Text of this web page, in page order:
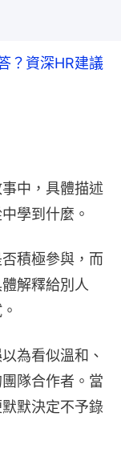
？資深HR建議
中，具體描述
學到什麼。
積極參與，而
解釋給別人
為看似溫和、
隊合作者。當
默決定不予錄